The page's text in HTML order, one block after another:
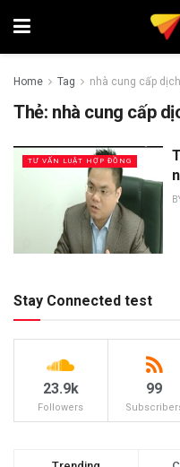
Home Tag nhà cung cấp
Thẻ: nhà cung cấp
TƯ VẤN LUẬT HỢP ĐỒNG
Stay Connected test
23.9k
Followers
99